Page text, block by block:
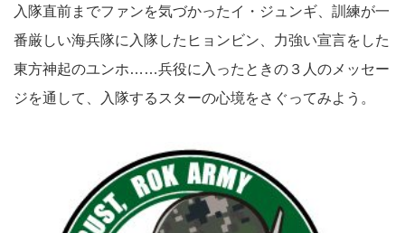
入隊直前までファンを気づかったイ・ジュンギ、訓練が一
番厳しい海兵隊に入隊したヒョンビン、力強い宣言をした
東方神起のユンホ……兵役に入ったときの３人のメッセー
ジを通して、入隊するスターの心境をさぐってみよう。